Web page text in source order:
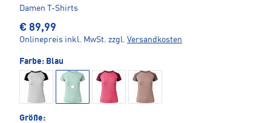
Damen T-Shirts
€ 89,99
Onlinepreis inkl. MwSt. zzgl. Versandkosten
Farbe: Blau
Größe: